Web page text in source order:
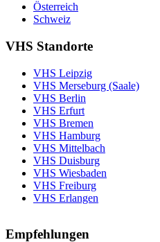
Österreich
Schweiz
VHS Standorte
VHS Leipzig
VHS Merseburg (Saale)
VHS Berlin
VHS Erfurt
VHS Bremen
VHS Hamburg
VHS Mittelbach
VHS Duisburg
VHS Wiesbaden
VHS Freiburg
VHS Erlangen
Empfehlungen